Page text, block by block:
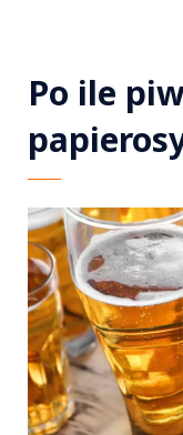
Po ile